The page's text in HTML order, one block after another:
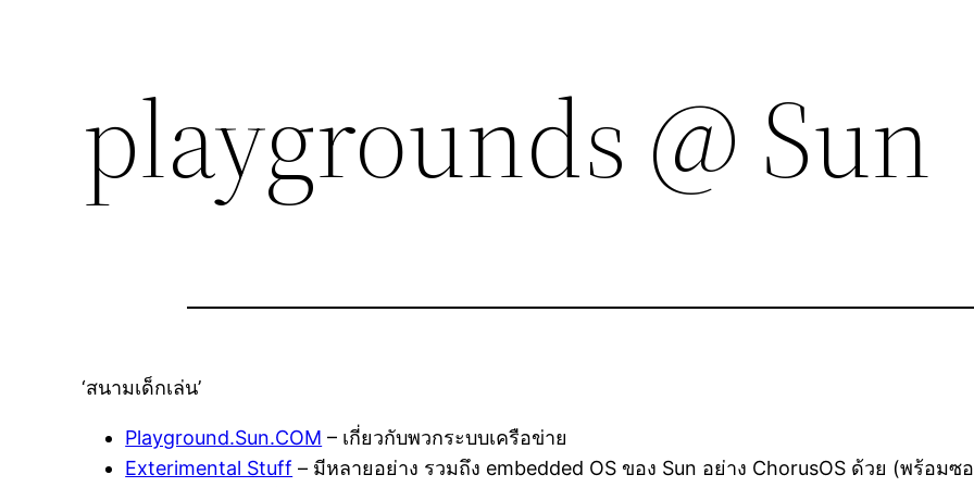
playgrounds @ Sun
‘สนามเด็กเล่น’
Playground.Sun.COM – เกี่ยวกับพวกระบบเครือข่าย
Exterimental Stuff – มีหลายอย่าง รวมถึง embedded OS ของ Sun อย่าง ChorusOS ด้วย (พร้อมซ